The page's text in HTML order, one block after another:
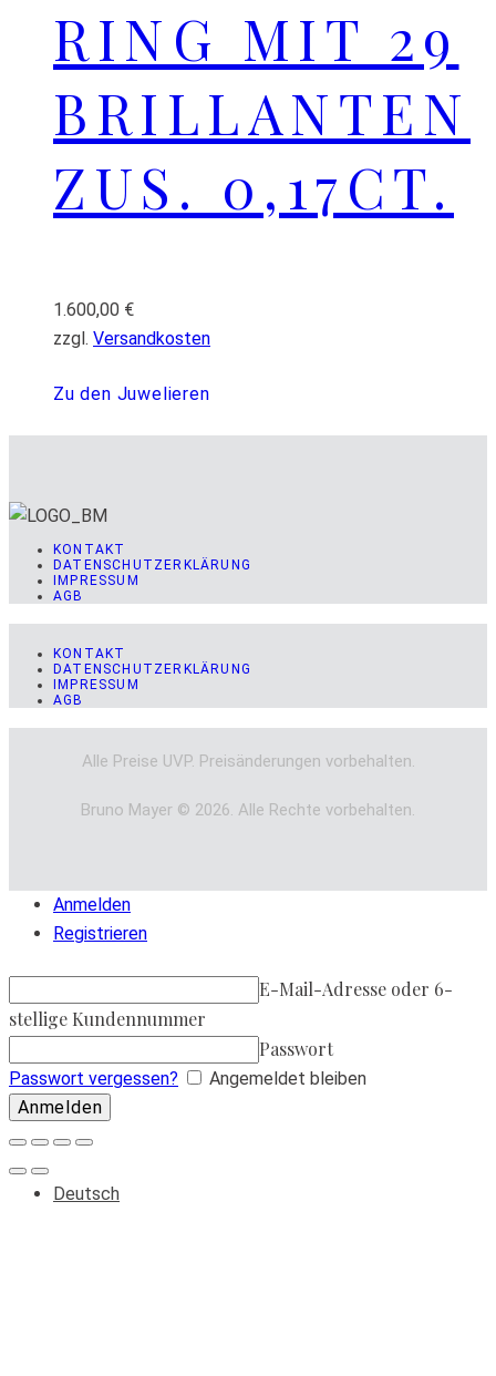
RING MIT 29
BRILLANTEN
ZUS. 0,17CT.
1.600,00 €
zzgl. Versandkosten
Zu den Juwelieren
KONTAKT
DATENSCHUTZERKLÄRUNG
IMPRESSUM
AGB
KONTAKT
DATENSCHUTZERKLÄRUNG
IMPRESSUM
AGB
Alle Preise UVP. Preisänderungen vorbehalten.
Bruno Mayer © 2026. Alle Rechte vorbehalten.
Anmelden
Registrieren
E-Mail-Adresse oder 6-
stellige Kundennummer
Passwort
Passwort vergessen? Angemeldet bleiben
Deutsch